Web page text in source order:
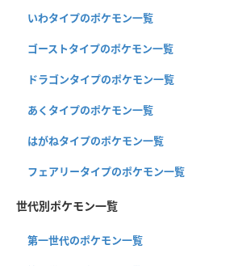
いわタイプのポケモン一覧
ゴーストタイプのポケモン一覧
ドラゴンタイプのポケモン一覧
あくタイプのポケモン一覧
はがねタイプのポケモン一覧
フェアリータイプのポケモン一覧
世代別ポケモン一覧
第一世代のポケモン一覧